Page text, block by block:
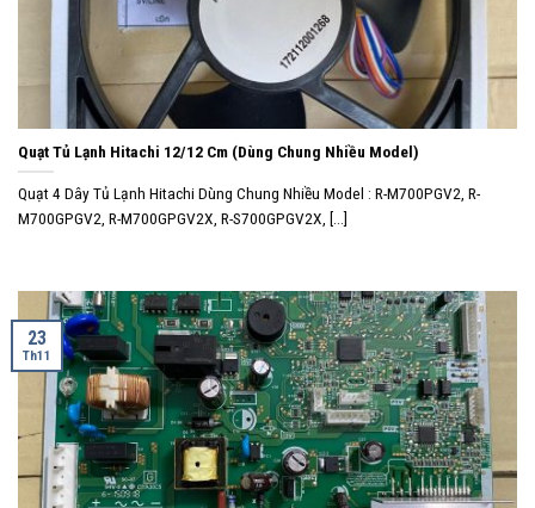
Quạt Tủ Lạnh Hitachi 12/12 Cm (Dùng Chung Nhiều Model)
Quạt 4 Dây Tủ Lạnh Hitachi Dùng Chung Nhiều Model : R-M700PGV2, R-
M700GPGV2, R-M700GPGV2X, R-S700GPGV2X, [...]
23
Th11